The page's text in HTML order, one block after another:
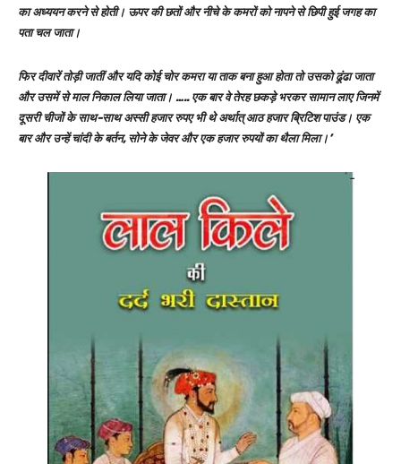
का अध्ययन करने से होती। ऊपर की छतों और नीचे के कमरों को नापने से छिपी हुई जगह का
पता चल जाता।
फिर दीवारें तोड़ी जातीं और यदि कोई चोर कमरा या ताक बना हुआ होता तो उसको ढूंढा जाता
और उसमें से माल निकाल लिया जाता। ….. एक बार वे तेरह छकड़े भरकर सामान लाए जिनमें
दूसरी चीजों के साथ-साथ अस्सी हजार रुपए भी थे अर्थात् आठ हजार ब्रिटिश पाउंड। एक
बार और उन्हें चांदी के बर्तन, सोने के जेवर और एक हजार रुपयों का थैला मिला।’